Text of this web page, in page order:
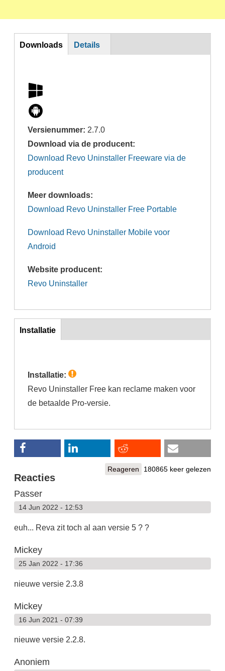
Horizontal Tabs
Downloads Details
Versienummer: 2.7.0
Download via de producent:
Download Revo Uninstaller Freeware via de
producent
Meer downloads:
Download Revo Uninstaller Free Portable
Download Revo Uninstaller Mobile voor
Android
Website producent:
Revo Uninstaller
inst
Installatie
Installatie:
Revo Uninstaller Free kan reclame maken voor
de betaalde Pro-versie.
Reageren 180865 keer gelezen
Reacties
Passer
14 Jun 2022 - 12:53
euh... Reva zit toch al aan versie 5 ? ?
Mickey
25 Jan 2022 - 17:36
nieuwe versie 2.3.8
Mickey
16 Jun 2021 - 07:39
nieuwe versie 2.2.8.
Anoniem